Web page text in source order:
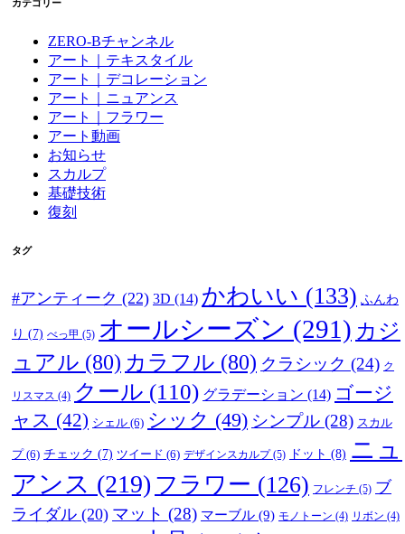
カテゴリー
ZERO-Bチャンネル
アート｜テキスタイル
アート｜デコレーション
アート｜ニュアンス
アート｜フラワー
アート動画
お知らせ
スカルプ
基礎技術
復刻
タグ
#アンティーク (22) 3D (14) かわいい (133) ふんわ
り (7) べっ甲 (5) オールシーズン (291) カジ
ュアル (80) カラフル (80) クラシック (24) ク
リスマス (4) クール (110) グラデーション (14) ゴージ
ャス (42) シェル (6) シック (49) シンプル (28) スカル
プ(6) チェック (7) ツイード (6) デザインスカルプ(5) ドット (8) ニュ
アンス (219) フラワー (126) フレンチ (5) ブ
ライダル (20) マット (28) マーブル (9) モノトーン (4) リボン (4)